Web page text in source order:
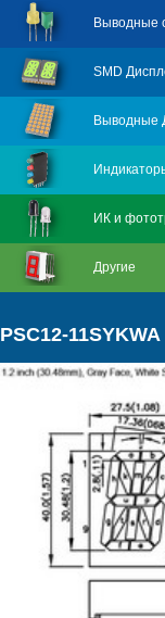
Выводные
SMD
Выводные
ИК и
Другие
PSC12-11SYKWA